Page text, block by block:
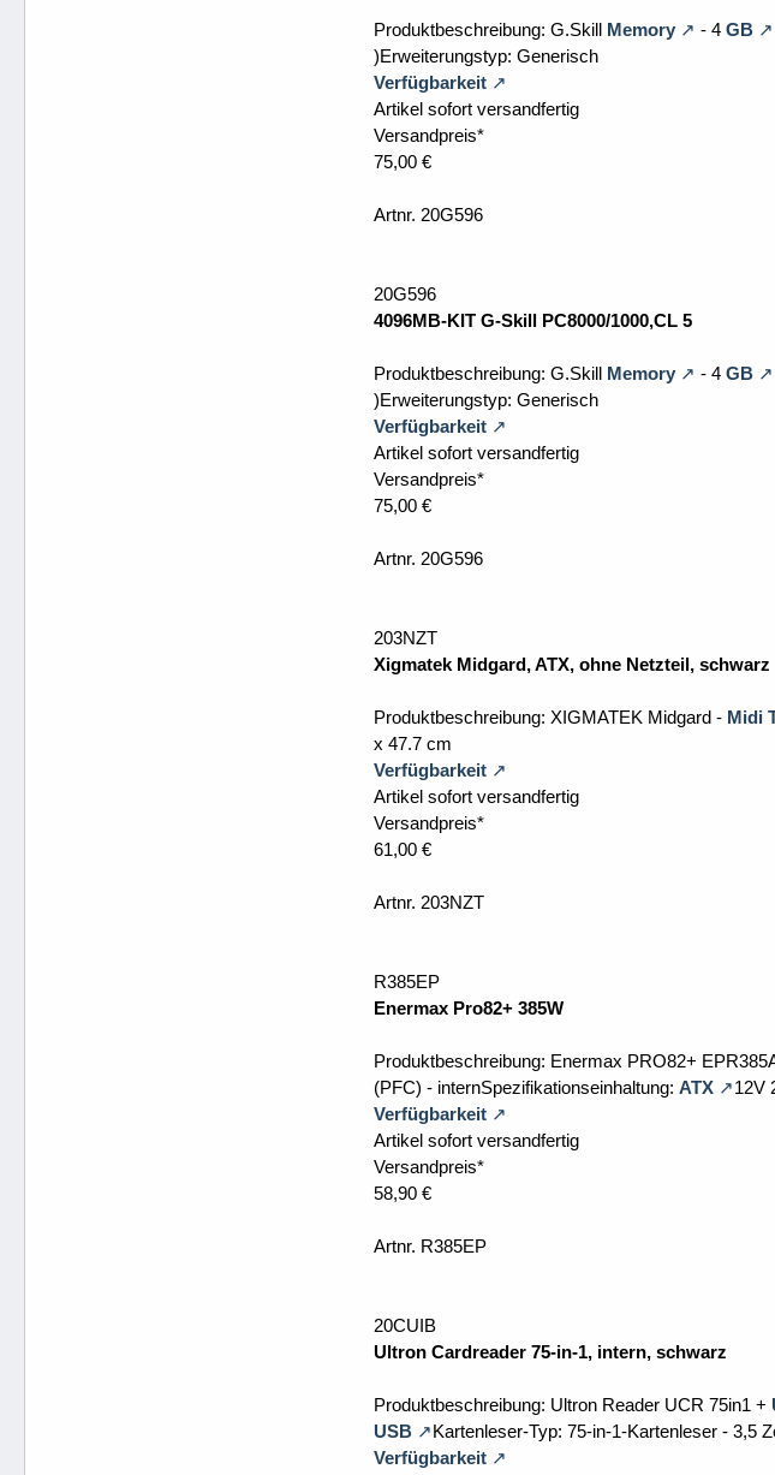
Produktbeschreibung: G.Skill Memory - 4 GB
)Erweiterungstyp: Generisch
Verfügbarkeit
Artikel sofort versandfertig
Versandpreis*
75,00 €
Artnr. 20G596
20G596
4096MB-KIT G-Skill PC8000/1000,CL 5
Produktbeschreibung: G.Skill Memory - 4 GB
)Erweiterungstyp: Generisch
Verfügbarkeit
Artikel sofort versandfertig
Versandpreis*
75,00 €
Artnr. 20G596
203NZT
Xigmatek Midgard, ATX, ohne Netzteil, schwarz
Produktbeschreibung: XIGMATEK Midgard - Midi
x 47.7 cm
Verfügbarkeit
Artikel sofort versandfertig
Versandpreis*
61,00 €
Artnr. 203NZT
R385EP
Enermax Pro82+ 385W
Produktbeschreibung: Enermax PRO82+
(PFC) - internSpezifikationseinhaltung: ATX
12V
Verfügbarkeit
Artikel sofort versandfertig
Versandpreis*
58,90 €
Artnr. R385EP
20CUIB
Ultron Cardreader 75-in-1, intern, schwarz
Produktbeschreibung: Ultron Reader UCR 75in1 +
USB
Kartenleser-Typ: 75-in-1-Kartenleser - 3,5
Verfügbarkeit